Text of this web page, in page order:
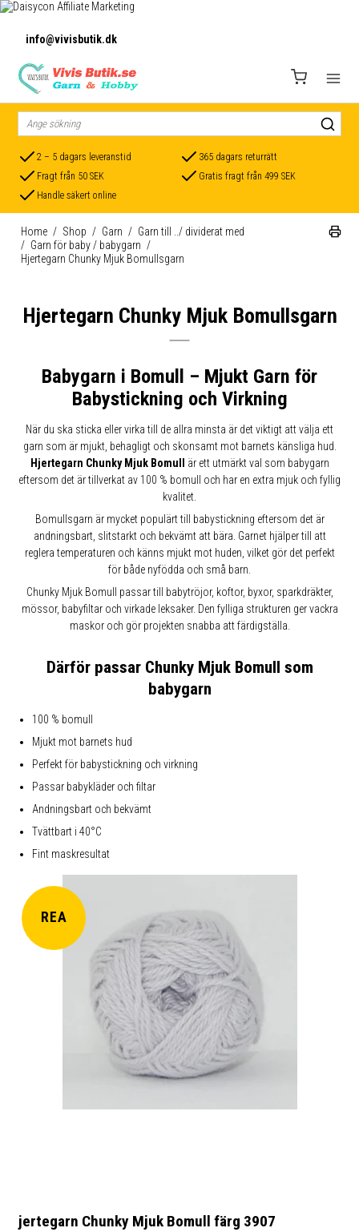
info@vivisbutik.dk
2 – 5 dagars leveranstid
365 dagars returrätt
Fragt från 50 SEK
Gratis fragt från 499 SEK
Handle säkert online
Home / Shop / Garn / Garn till ../ dividerat med
/ Garn för baby / babygarn /
Hjertegarn Chunky Mjuk Bomullsgarn
Hjertegarn Chunky Mjuk Bomullsgarn
Babygarn i Bomull – Mjukt Garn för
Babystickning och Virkning
När du ska sticka eller virka till de allra minsta är det viktigt att välja ett
garn som är mjukt, behagligt och skonsamt mot barnets känsliga hud.
Hjertegarn Chunky Mjuk Bomull
är ett utmärkt val som babygarn
eftersom det är tillverkat av 100 % bomull och har en extra mjuk och fyllig
kvalitet.
Bomullsgarn är mycket populärt till babystickning eftersom det är
andningsbart, slitstarkt och bekvämt att bära. Garnet hjälper till att
reglera temperaturen och känns mjukt mot huden, vilket gör det perfekt
för både nyfödda och små barn.
Chunky Mjuk Bomull passar till babytröjor, koftor, byxor, sparkdräkter,
mössor, babyfiltar och virkade leksaker. Den fylliga strukturen ger vackra
maskor och gör projekten snabba att färdigställa.
Därför passar Chunky Mjuk Bomull som
babygarn
100 % bomull
Mjukt mot barnets hud
Perfekt för babystickning och virkning
Passar babykläder och filtar
Andningsbart och bekvämt
Tvättbart i 40°C
Fint maskresultat
REA
jertegarn Chunky Mjuk Bomull färg 3907